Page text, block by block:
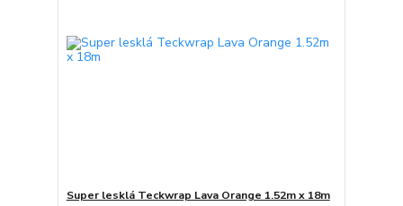
Super lesklá Teckwrap Lava Orange 1.52m x 18m